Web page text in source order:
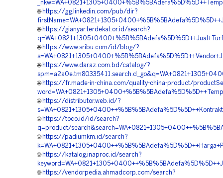
🌐 https://gg.linkedin.com/pub/dir?
🌐 https://gianyar.terdekat.or.id/search?
🌐 https://www.sribu.com/id/blog/?
🌐 https://www.daraz.com.bd/catalog/?
🌐 https://fr.made-in-china.com/quality-china-product/
🌐 https://distributor.web.id/?
🌐 https://toco.id/id/search?
q=product/
🌐 https://padiumkm.id/search?
🌐 https://katalog.inaproc.id/search?
🌐 https://vendorpedia.ahmadcorp.com/search?